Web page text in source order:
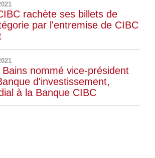
rachète ses billets de
par l'entremise de CIBC
nommé vice-président
d'investissement,
à la Banque CIBC